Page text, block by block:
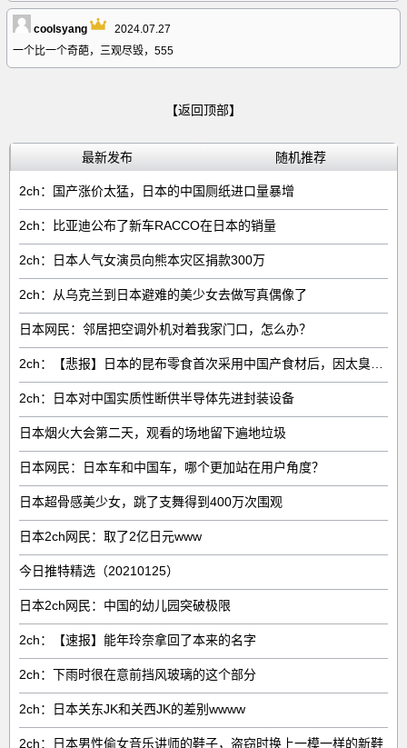
coolsyang
2024.07.27
一个比一个奇葩，三观尽毁，555
【返回顶部】
最新发布 随机推荐
2ch：国产涨价太猛，日本的中国厕纸进口量暴增
2ch：比亚迪公布了新车RACCO在日本的销量
2ch：日本人气女演员向熊本灾区捐款300万
2ch：从乌克兰到日本避难的美少女去做写真偶像了
日本网民：邻居把空调外机对着我家门口，怎么办？
2ch：日本对中国实质性断供半导体先进封装设备
日本烟火大会第二天，观看的场地留下遍地垃圾
日本网民：日本车和中国车，哪个更加站在用户角度？
日本超骨感美少女，跳了支舞得到400万次围观
日本2ch网民：取了2亿日元www
今日推特精选（20210125）
日本2ch网民：中国的幼儿园突破极限
2ch：【速报】能年玲奈拿回了本来的名字
2ch：下雨时很在意前挡风玻璃的这个部分
2ch：日本关东JK和关西JK的差别wwww
2ch：日本男性偷女音乐讲师的鞋子，盗窃时换上一模一样的新鞋